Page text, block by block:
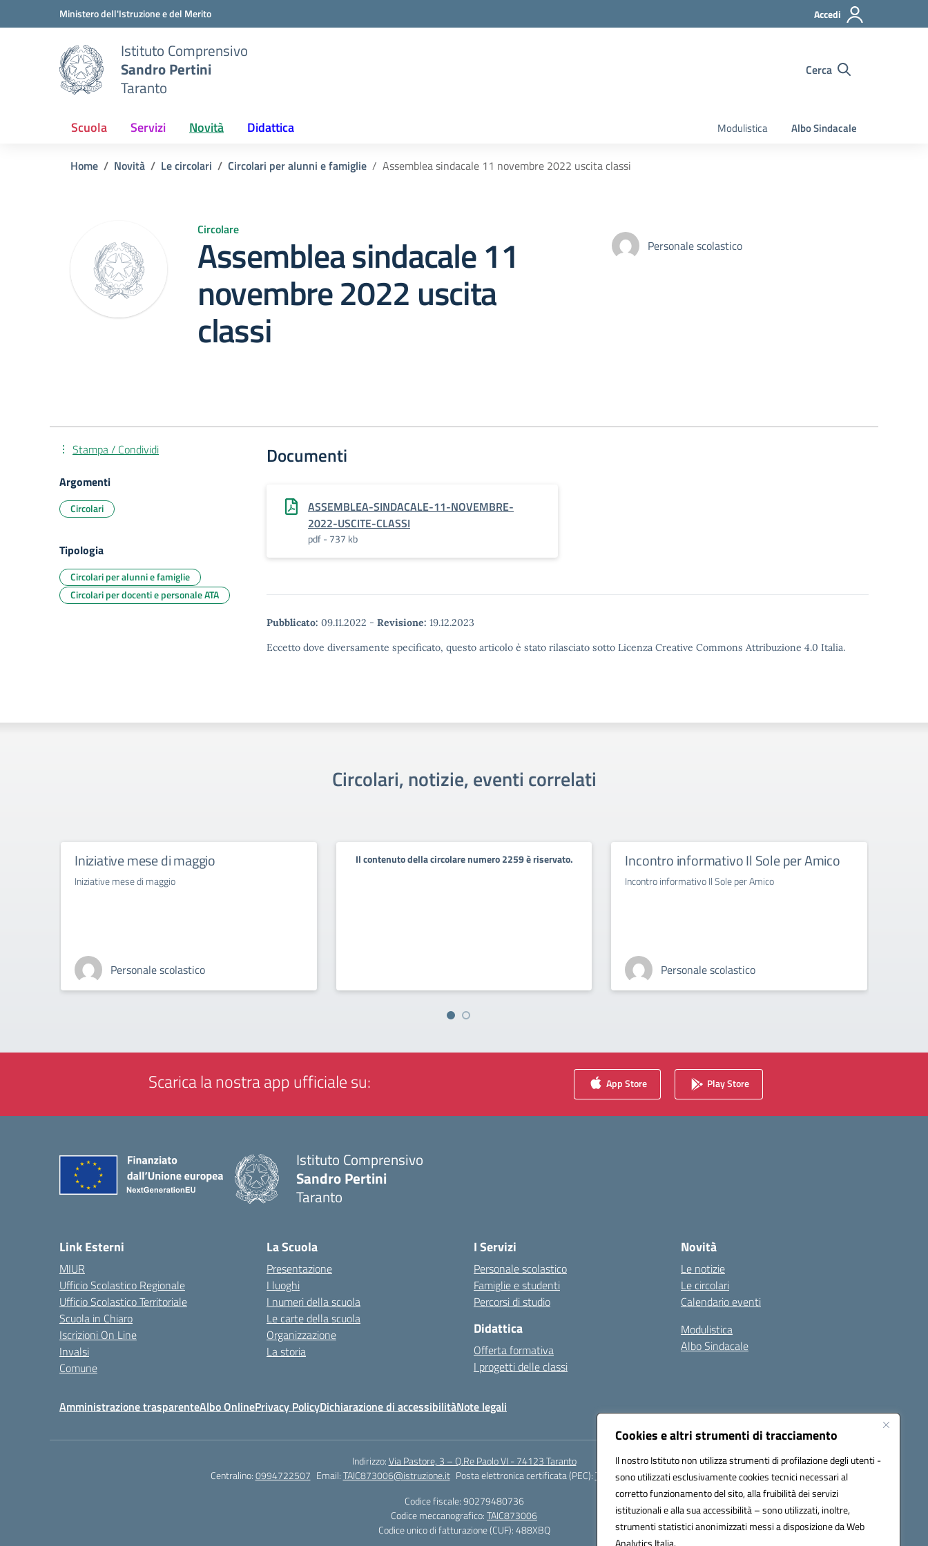
Cookies e altri strumenti di tracciamento
Il nostro Istituto non utilizza strumenti di profilazione degli utenti -
sono utilizzati esclusivamente cookies tecnici necessari al
corretto funzionamento del sito, alla fruibilità dei servizi
istituzionali e alla sua accessibilità – sono utilizzati, inoltre,
strumenti statistici anonimizzati messi a disposizione da Web
Analytics Italia.
Vai ai contenuti
Vai al menu di navigazioneMinistero dell'Istruzione e del Merito Accedi
Istituto Comprensivo
Sandro Pertini
Taranto
Cerca
Scuola Servizi Novità Didattica Modulistica Albo Sindacale
Home Novità Le circolari Circolari per alunni e famiglie Assemblea sindacale 11 novembre 2022 uscita classi
Circolare
Assemblea sindacale 11
novembre 2022 uscita
classi
Personale scolastico
Documenti
ASSEMBLEA-SINDACALE-11-NOVEMBRE-
2022-USCITE-CLASSI
pdf - 737 kb
Pubblicato: 09.11.2022 - Revisione: 19.12.2023
Eccetto dove diversamente specificato, questo articolo è stato rilasciato sotto Licenza Creative Commons Attribuzione 4.0 Italia.
Stampa / Condividi
Argomenti
Circolari
Tipologia
Circolari per alunni e famiglie
Circolari per docenti e personale ATA
Circolari, notizie, eventi correlati
Iniziative mese di maggio
Iniziative mese di maggio
Personale scolastico
Il contenuto della circolare numero 2259 è riservato. Incontro informativo Il Sole per Amico
Incontro informativo Il Sole per Amico
Personale scolastico
Scarica la nostra app ufficiale su: App Store Play Store
Istituto Comprensivo
Sandro Pertini
Taranto
Link Esterni
MIUR
Ufficio Scolastico Regionale
Ufficio Scolastico Territoriale
Scuola in Chiaro
Iscrizioni On Line
Invalsi
Comune
La Scuola
Presentazione
I luoghi
I numeri della scuola
Le carte della scuola
Organizzazione
La storia
I Servizi
Personale scolastico
Famiglie e studenti
Percorsi di studio
Didattica
Offerta formativa
I progetti delle classi
Novità
Le notizie
Le circolari
Calendario eventi
Modulistica
Albo Sindacale
Amministrazione trasparenteAlbo OnlinePrivacy PolicyDichiarazione di accessibilitàNote legali
Indirizzo:Via Pastore, 3 – Q.Re Paolo VI - 74123 Taranto
Centralino:0994722507 Email:TAIC873006@istruzione.it Posta elettronica certificata (PEC):TAIC873006@pec.istruzione.it
Codice fiscale: 90279480736
Codice meccanografico:TAIC873006
Codice unico di fatturazione (CUF): 488XBQ